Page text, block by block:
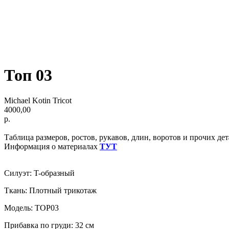
Топ 03
Michael Kotin Tricot
4000,00
р.
Таблица размеров, ростов, рукавов, длин, воротов и прочих
Информация о материалах ТУТ
Силуэт: T-образный
Ткань: Плотный трикотаж
Модель: TOP03
Прибавка по груди: 32 см